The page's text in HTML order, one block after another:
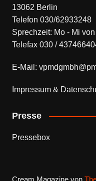
13062 Berlin
Telefon 030/62933248
Sprechzeit: Mo - Mi
Telefax 030 /
E-Mail:
Impressum &
Presse
Pressebox